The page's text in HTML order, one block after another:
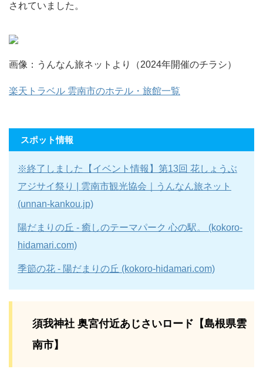
されていました。
画像：うんなん旅ネットより（2024年開催のチラシ）
楽天トラベル 雲南市のホテル・旅館一覧
スポット情報
※終了しました【イベント情報】第13回 花しょうぶ
アジサイ祭り | 雲南市観光協会｜うんなん旅ネット
(unnan-kankou.jp)
陽だまりの丘 - 癒しのテーマパーク 心の駅。 (kokoro-
hidamari.com)
季節の花 - 陽だまりの丘 (kokoro-hidamari.com)
須我神社 奥宮付近あじさいロード【島根県雲
南市】